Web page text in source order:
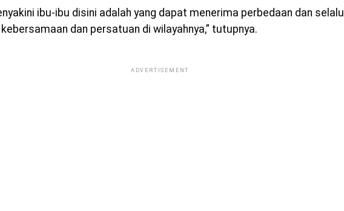
ibu-ibu disini adalah yang dapat menerima perbedaan dan selalu
dan persatuan di wilayahnya,” tutupnya.
ADVERTISEMENT